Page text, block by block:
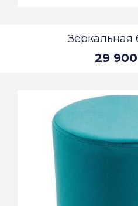
Зеркальная
29